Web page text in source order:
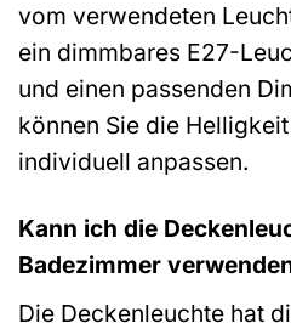
vom verwendeten
ein dimmbares E27-
und einen passenden
können Sie die
individuell anpassen.
Kann ich die
Badezimmer
Die Deckenleuchte hat